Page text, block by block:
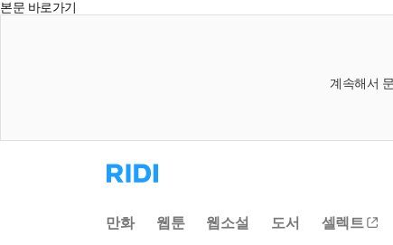
본문 바로가기
계속해서
리
디
으
로
만화 웹툰 웹소설 도서 셀렉트